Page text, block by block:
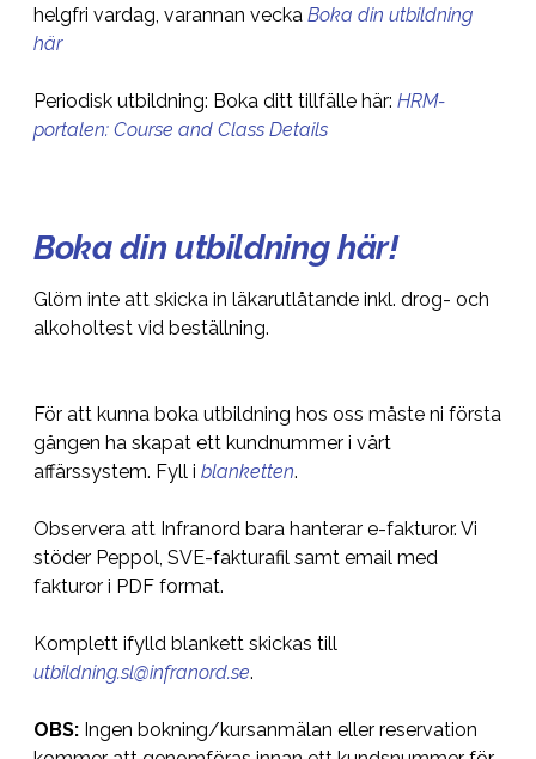
helgfri vardag, varannan vecka Boka din utbildning
här
Periodisk utbildning: Boka ditt tillfälle här: HRM-
portalen: Course and Class Details
Boka din utbildning här!
Glöm inte att skicka in läkarutlåtande inkl. drog- och
alkoholtest vid beställning.
För att kunna boka utbildning hos oss måste ni första
gången ha skapat ett kundnummer i vårt
affärssystem. Fyll i blanketten.
Observera att Infranord bara hanterar e-fakturor. Vi
stöder Peppol, SVE-fakturafil samt email med
fakturor i PDF format.
Komplett ifylld blankett skickas till
utbildning.sl@infranord.se.
OBS: Ingen bokning/kursanmälan eller reservation